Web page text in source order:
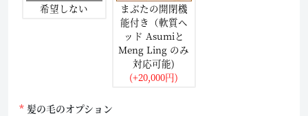
希望しない
まぶたの開閉機
能付き（軟質ヘ
ッド Asumiと
Meng Ling のみ
対応可能)
(+20,000円)
髪の毛のオプション